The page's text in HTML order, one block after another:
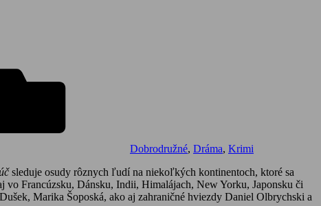
Dobrodružné, Dráma, Krimi
sleduje osudy rôznych ľudí na niekoľkých kontinentoch, ktoré sa
vo Francúzsku, Dánsku, Indii, Himalájach, New Yorku, Japonsku či
Marika Šoposká, ako aj zahraničné hviezdy Daniel Olbrychski a